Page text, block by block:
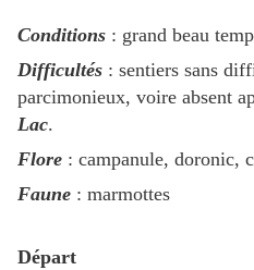
Conditions : grand beau
Difficultés : sentiers sans
parcimonieux, voire absent
Lac.
Flore : campanule, doronic,
Faune : marmottes
Départ